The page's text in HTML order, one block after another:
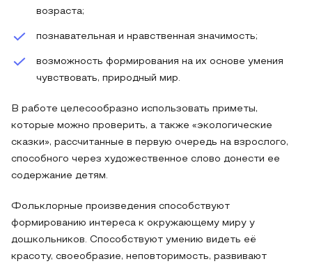
возраста;
познавательная и нравственная значимость;
возможность формирования на их основе умения
чувствовать, природный мир.
В работе целесообразно использовать приметы,
которые можно проверить, а также «экологические
сказки», рассчитанные в первую очередь на взрослого,
способного через художественное слово донести ее
содержание детям.
Фольклорные произведения способствуют
формированию интереса к окружающему миру у
дошкольников. Способствуют умению видеть её
красоту, своеобразие, неповторимость, развивают